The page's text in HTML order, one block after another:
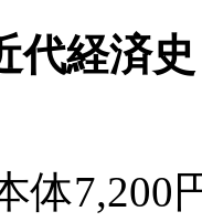
代経済史
体7,200